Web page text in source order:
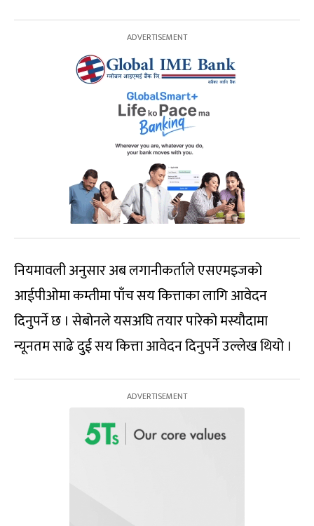
नियमावली अनुसार अब लगानीकर्ताले एसएमइजको
आईपीओमा कम्तीमा पाँच सय कित्ताका लागि आवेदन
दिनुपर्ने छ । सेबोनले यसअघि तयार पारेको मस्यौदामा
न्यूनतम साढे दुई सय कित्ता आवेदन दिनुपर्ने उल्लेख थियो ।